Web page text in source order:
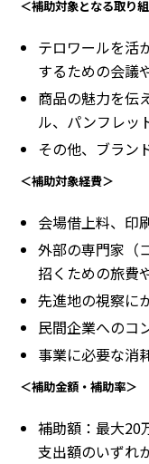
＜補助対象となる取り
テロワールを活
するための会議
商品の魅力を伝
ル、パンフレッ
その他、ブラン
＜補助対象経費＞
会場借上料、印
外部の専門家（
招くための旅費
先進地の視察に
民間企業へのコ
事業に必要な消
＜補助金額・補助率＞
補助額：最大20
支出額のいずれ